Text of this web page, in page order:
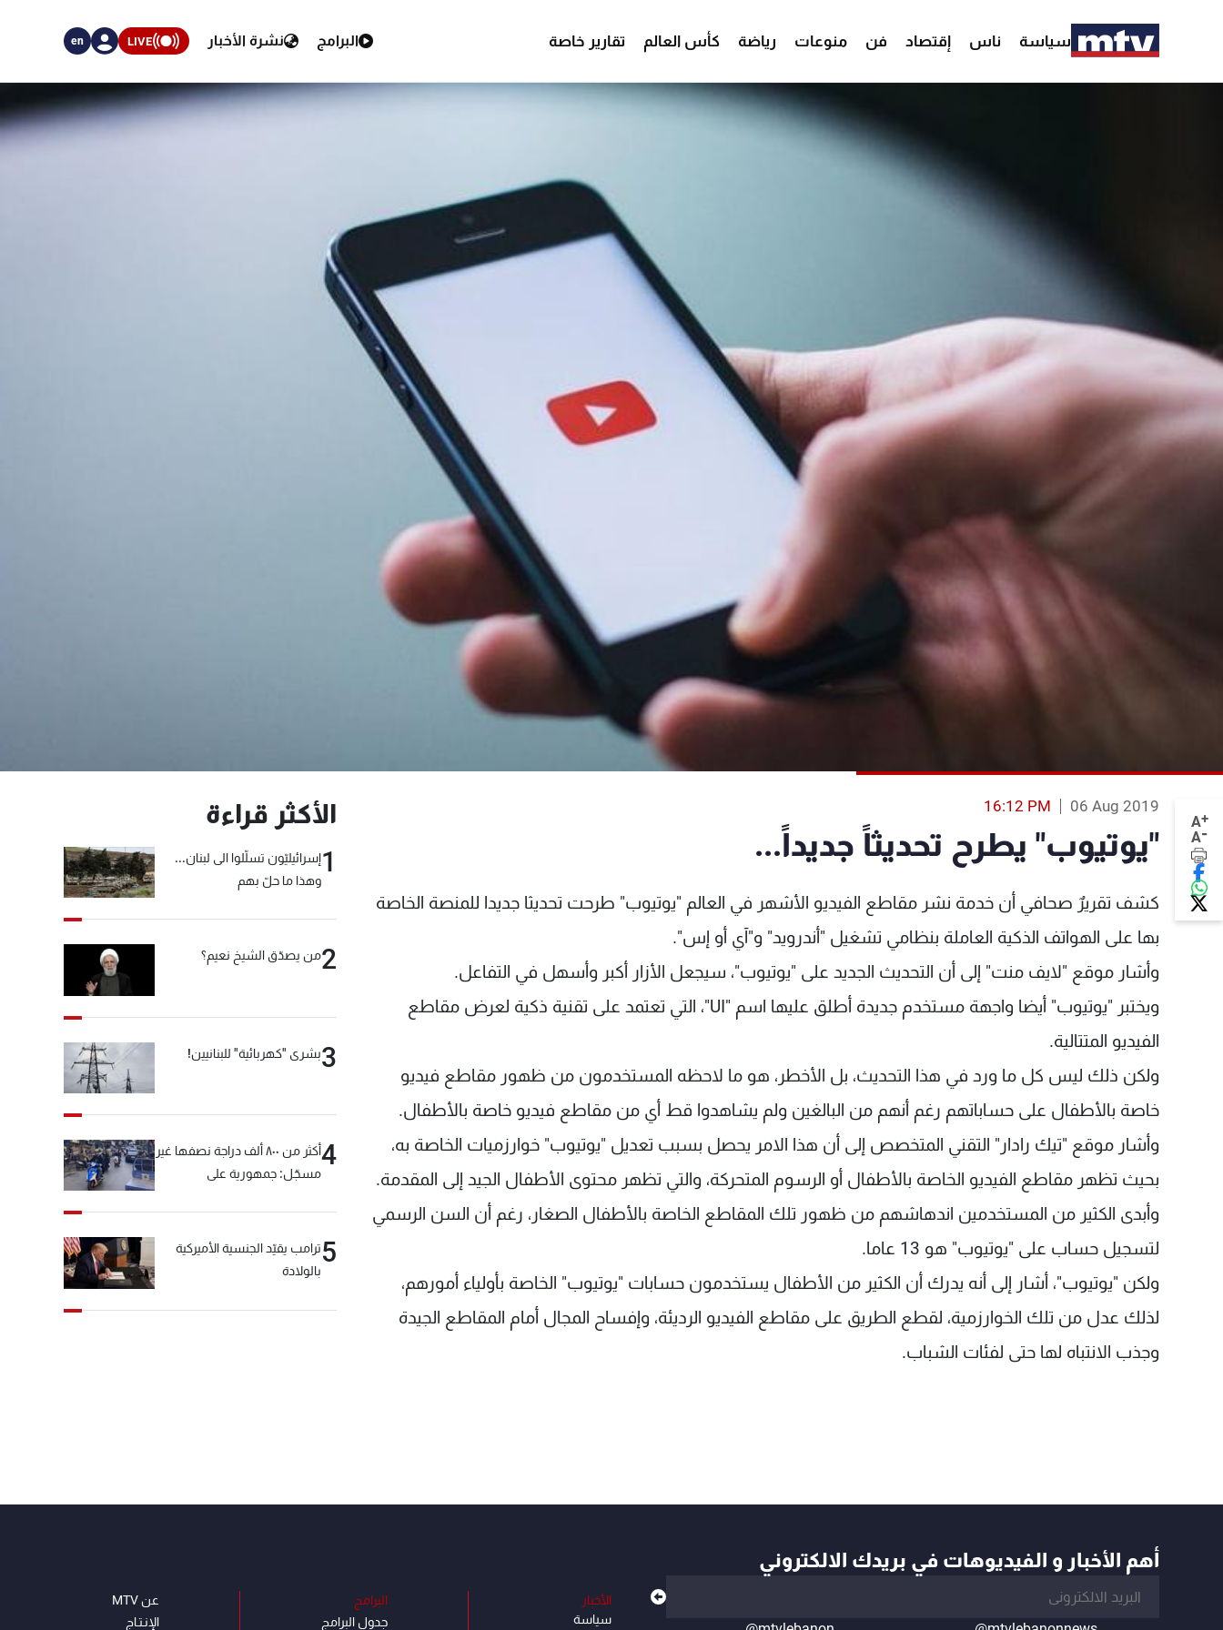
سياسة ناس إقتصاد فن منوعات رياضة كأس العالم تقارير خاصة البرامج نشرة الأخبار LIVE
en
A+
A-
06 Aug 2019
16:12 PM
"يوتيوب" يطرح تحديثاً جديداً...
كشف تقريرٌ صحافي أن خدمة نشر مقاطع الفيديو الأشهر في العالم "يوتيوب" طرحت تحديثا جديدا للمنصة الخاصة
بها على الهواتف الذكية العاملة بنظامي تشغيل "أندرويد" و"آي أو إس".
وأشار موقع "لايف منت" إلى أن التحديث الجديد على "يوتيوب"، سيجعل الأزار أكبر وأسهل في التفاعل.
ويختبر "يوتيوب" أيضا واجهة مستخدم جديدة أطلق عليها اسم "UI"، التي تعتمد على تقنية ذكية لعرض مقاطع
الفيديو المتتالية.
ولكن ذلك ليس كل ما ورد في هذا التحديث، بل الأخطر، هو ما لاحظه المستخدمون من ظهور مقاطع فيديو
خاصة بالأطفال على حساباتهم رغم أنهم من البالغين ولم يشاهدوا قط أي من مقاطع فيديو خاصة بالأطفال.
وأشار موقع "تيك رادار" التقني المتخصص إلى أن هذا الامر يحصل بسبب تعديل "يوتيوب" خوارزميات الخاصة به،
بحيث تظهر مقاطع الفيديو الخاصة بالأطفال أو الرسوم المتحركة، والتي تظهر محتوى الأطفال الجيد إلى المقدمة.
وأبدى الكثير من المستخدمين اندهاشهم من ظهور تلك المقاطع الخاصة بالأطفال الصغار، رغم أن السن الرسمي
لتسجيل حساب على "يوتيوب" هو 13 عاما.
ولكن "يوتيوب"، أشار إلى أنه يدرك أن الكثير من الأطفال يستخدمون حسابات "يوتيوب" الخاصة بأولياء أمورهم،
لذلك عدل من تلك الخوارزمية، لقطع الطريق على مقاطع الفيديو الرديئة، وإفساح المجال أمام المقاطع الجيدة
وجذب الانتباه لها حتى لفئات الشباب.
الأكثر قراءة
1إسرائيليّون تسلّلوا الى لبنان...
وهذا ما حلّ بهم
2من يصدّق الشيخ نعيم؟
3بشرى "كهربائية" للبنانيين!
4
أكثر من ٨٠٠ ألف دراجة نصفها غير
مسجّل: جمهورية على
5ترامب يقيّد الجنسية الأميركية
بالولادة
أهم الأخبار و الفيديوهات في بريدك الالكتروني
الأخبار
سياسة
البرامج
جدول البرامج
عن MTV
الإنـتـاج